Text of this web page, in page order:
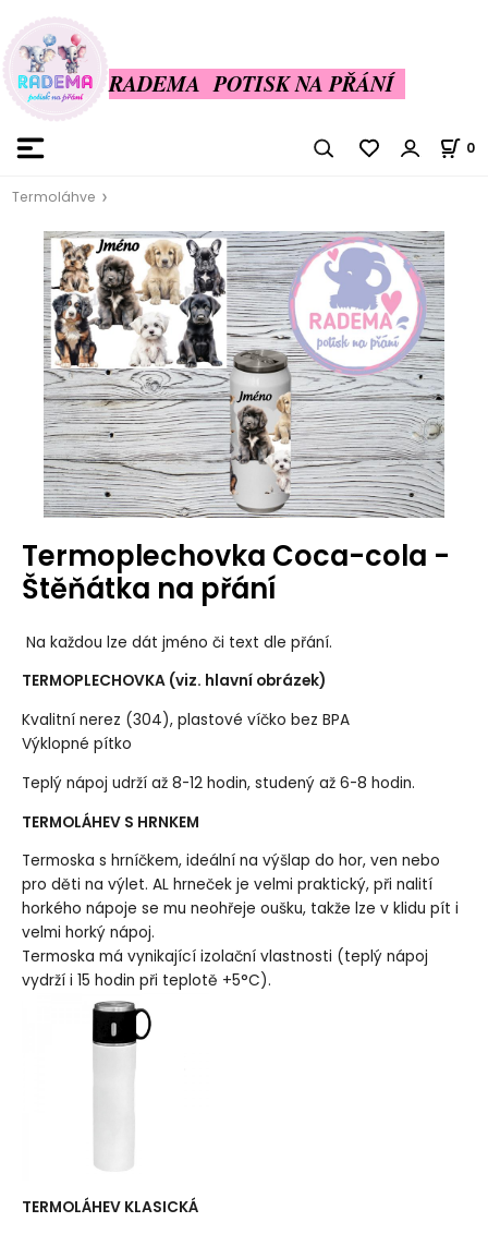
RADEMA POTISK NA PŘÁNÍ
0
Termoláhve
Termoplechovka Coca-cola -
Štěňátka na přání
Na každou lze dát jméno či text dle přání.
TERMOPLECHOVKA (viz. hlavní obrázek)
Kvalitní nerez (304), plastové víčko bez BPA
Výklopné pítko
Teplý nápoj udrží až 8-12 hodin, studený až 6-8 hodin.
TERMOLÁHEV S HRNKEM
Termoska s hrníčkem, ideální na výšlap do hor, ven nebo
pro děti na výlet. AL hrneček je velmi praktický, při nalití
horkého nápoje se mu neohřeje oušku, takže lze v klidu pít i
velmi horký nápoj.
Termoska má vynikající izolační vlastnosti (teplý nápoj
vydrží i 15 hodin při teplotě +5°C).
TERMOLÁHEV KLASICKÁ